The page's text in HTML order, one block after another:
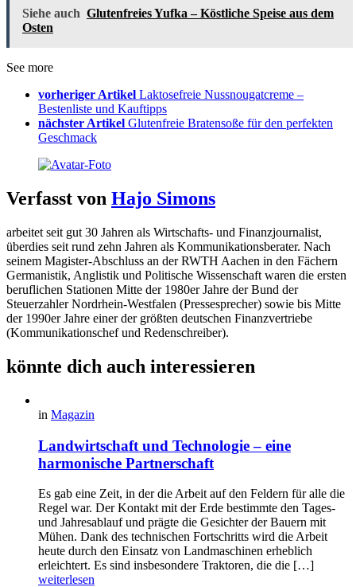
Siehe auch Glutenfreies Yufka – Köstliche Speise aus dem
Osten
See more
vorheriger Artikel Laktosefreie Nussnougatcreme –
Bestenliste und Kauftipps
nächster Artikel Glutenfreie Bratensoße für den perfekten
Geschmack
Verfasst von Hajo Simons
arbeitet seit gut 30 Jahren als Wirtschafts- und Finanzjournalist,
überdies seit rund zehn Jahren als Kommunikationsberater. Nach
seinem Magister-Abschluss an der RWTH Aachen in den Fächern
Germanistik, Anglistik und Politische Wissenschaft waren die ersten
beruflichen Stationen Mitte der 1980er Jahre der Bund der
Steuerzahler Nordrhein-Westfalen (Pressesprecher) sowie bis Mitte
der 1990er Jahre einer der größten deutschen Finanzvertriebe
(Kommunikationschef und Redenschreiber).
könnte dich auch interessieren
in Magazin
Landwirtschaft und Technologie – eine
harmonische Partnerschaft
Es gab eine Zeit, in der die Arbeit auf den Feldern für alle die
Regel war. Der Kontakt mit der Erde bestimmte den Tages-
und Jahresablauf und prägte die Gesichter der Bauern mit
Mühen. Dank des technischen Fortschritts wird die Arbeit
heute durch den Einsatz von Landmaschinen erheblich
erleichtert. Es sind insbesondere Traktoren, die die […]
weiterlesen